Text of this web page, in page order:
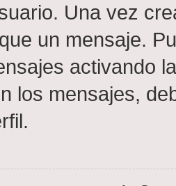
Una vez
un mensaje.
activando
los mensajes,